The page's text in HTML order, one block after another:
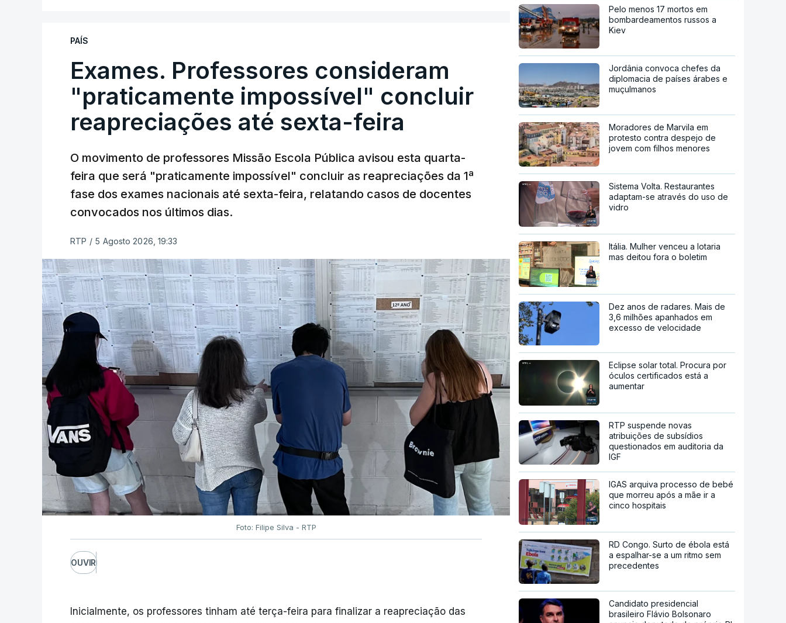
PAÍS
Exames. Professores consideram
"praticamente impossível" concluir
reapreciações até sexta-feira
O movimento de professores Missão Escola Pública avisou esta quarta-
feira que será "praticamente impossível" concluir as reapreciações da 1ª
fase dos exames nacionais até sexta-feira, relatando casos de docentes
convocados nos últimos dias.
RTP / 5 Agosto 2026, 19:33
Foto: Filipe Silva - RTP
OUVIR
Inicialmente, os professores tinham até terça-feira para finalizar a reapreciação das
Pelo menos 17 mortos em
bombardeamentos russos a
Kiev
Jordânia convoca chefes da
diplomacia de países árabes e
muçulmanos
Moradores de Marvila em
protesto contra despejo de
jovem com filhos menores
Sistema Volta. Restaurantes
adaptam-se através do uso de
vidro
Itália. Mulher venceu a lotaria
mas deitou fora o boletim
Dez anos de radares. Mais de
3,6 milhões apanhados em
excesso de velocidade
Eclipse solar total. Procura por
óculos certificados está a
aumentar
RTP suspende novas
atribuições de subsídios
questionados em auditoria da
IGF
IGAS arquiva processo de bebé
que morreu após a mãe ir a
cinco hospitais
RD Congo. Surto de ébola está
a espalhar-se a um ritmo sem
precedentes
Candidato presidencial
brasileiro Flávio Bolsonaro